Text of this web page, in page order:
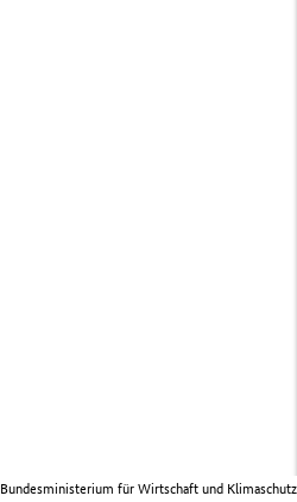
Bundesministerium für Wirtschaft und Klimaschutz